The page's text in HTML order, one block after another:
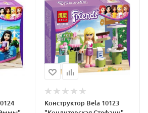
Конструктор Bela 10123